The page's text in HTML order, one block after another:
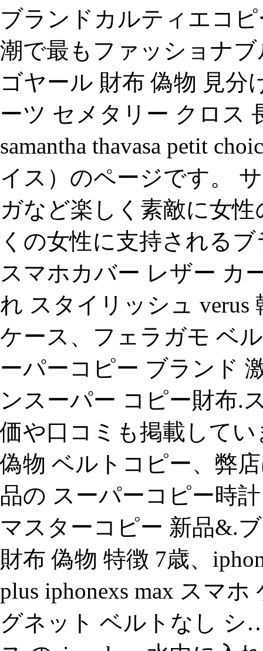
ブランドカルティエコ
潮で最もファッショナ
ゴヤール 財布 偽物 見分
ーツ セメタリー クロス
samantha thavasa petit
イス）のページです。
ガなど楽しく素敵に女
くの女性に支持される
スマホカバー レザー カ
れ スタイリッシュ verus
ケース、フェラガモ ベ
ーパーコピー ブランド
ンスーパー コピー財布.
価や口コミも掲載して
偽物 ベルトコピー、弊
品の スーパーコピー時
マスターコピー 新品&.
財布 偽物 特徴 7歳、
plus iphonexs max スマ
グネット ベルトなし シ